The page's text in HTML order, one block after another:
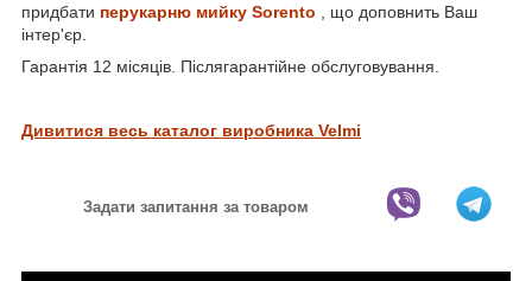
придбати перукарню мийку Sorento
, що доповнить Ваш
інтер'єр.
Гарантія 12 місяців. Післягарантійне обслуговування.
Дивитися весь каталог виробника Velmi
Задати запитання за товаром